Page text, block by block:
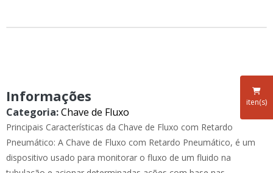
iten(s)
Informações
Categoria:Chave de Fluxo
Principais Características da Chave de Fluxo com Retardo
Pneumático: A Chave de Fluxo com Retardo Pneumático, é um
dispositivo usado para monitorar o fluxo de um fluido na